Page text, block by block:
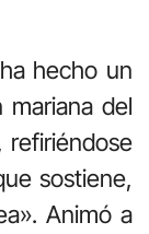
hecho un
mariana del
refiriéndose
sostiene,
Animó a